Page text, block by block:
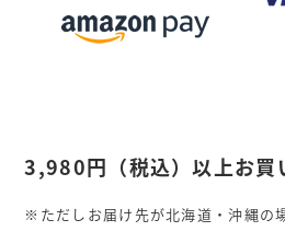
3,980円 （税込）以上お買
※ただしお届け先が北海道・沖縄の